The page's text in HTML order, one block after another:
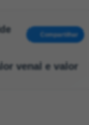
Compartilhar
venal e valor